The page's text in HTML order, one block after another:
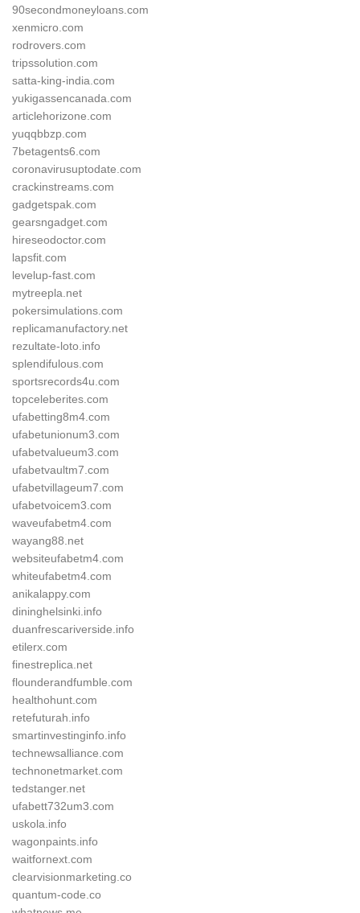
90secondmoneyloans.com
xenmicro.com
rodrovers.com
tripssolution.com
satta-king-india.com
yukigassencanada.com
articlehorizone.com
yuqqbbzp.com
7betagents6.com
coronavirusuptodate.com
crackinstreams.com
gadgetspak.com
gearsngadget.com
hireseodoctor.com
lapsfit.com
levelup-fast.com
mytreepla.net
pokersimulations.com
replicamanufactory.net
rezultate-loto.info
splendifulous.com
sportsrecords4u.com
topceleberites.com
ufabetting8m4.com
ufabetunionum3.com
ufabetvalueum3.com
ufabetvaultm7.com
ufabetvillageum7.com
ufabetvoicem3.com
waveufabetm4.com
wayang88.net
websiteufabetm4.com
whiteufabetm4.com
anikalappy.com
dininghelsinki.info
duanfrescariverside.info
etilerx.com
finestreplica.net
flounderandfumble.com
healthohunt.com
retefuturah.info
smartinvestinginfo.info
technewsalliance.com
technonetmarket.com
tedstanger.net
ufabett732um3.com
uskola.info
wagonpaints.info
waitfornext.com
clearvisionmarketing.co
quantum-code.co